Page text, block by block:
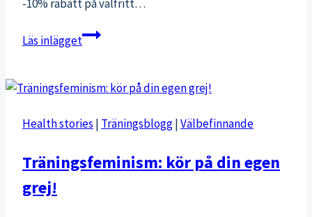
-10% rabatt på valfritt…
Läs inläggetRabatt
Kickstart
paket
Health stories | Träningsblogg|Välbefinnande
Träningsfeminism: kör på din egen
grej!